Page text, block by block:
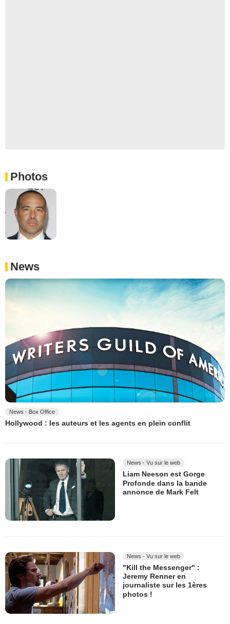
Photos
News
News - Box Office
Hollywood : les auteurs et les agents en plein conflit
News - Vu sur le web
Liam Neeson est Gorge
Profonde dans la bande
annonce de Mark Felt
News - Vu sur le web
"Kill the Messenger" :
Jeremy Renner en
journaliste sur les 1ères
photos !